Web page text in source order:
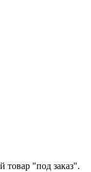
товар "под заказ".